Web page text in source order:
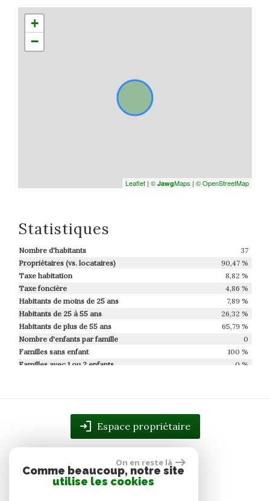
+
−
Leaflet | © JawgMaps | © OpenStreetMap
Statistiques
Nombre d'habitants
37
Propriétaires (vs. locataires)
90,47 %
Taxe habitation
8,82 %
Taxe foncière
4,86 %
Habitants de moins de 25 ans
7,89 %
Habitants de 25 à 55 ans
26,32 %
Habitants de plus de 55 ans
65,79 %
Nombre d'enfants par famille
0
Familles sans enfant
100 %
Familles avec 1 ou 2 enfants
0 %
Espace propriétaire
On en reste là
Comme beaucoup, notre site
utilise les cookies